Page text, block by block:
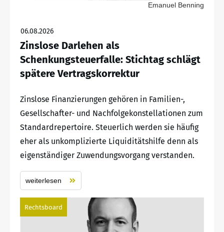
Emanuel Benning
06.08.2026
Zinslose Darlehen als
Schenkungsteuerfalle: Stichtag schlägt
spätere Vertragskorrektur
Zinslose Finanzierungen gehören in Familien-,
Gesellschafter- und Nachfolgekonstellationen zum
Standardrepertoire. Steuerlich werden sie häufig
eher als unkomplizierte Liquiditätshilfe denn als
eigenständiger Zuwendungsvorgang verstanden.
weiterlesen
Rechtsboard